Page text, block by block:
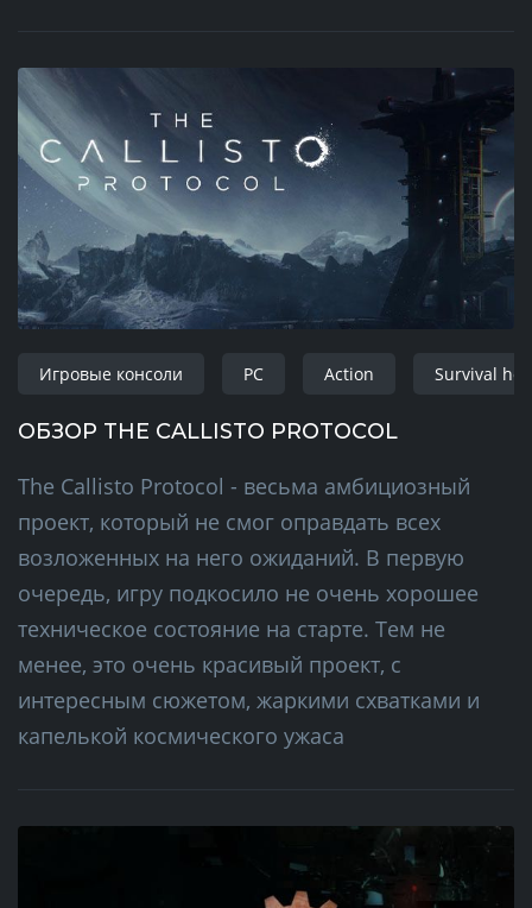
Игровые консоли PC Action Survival
ОБЗОР THE CALLISTO PROTOCOL
The Callisto Protocol - весьма амбициозный
проект, который не смог оправдать всех
возложенных на него ожиданий. В первую
очередь, игру подкосило не очень хорошее
техническое состояние на старте. Тем не
менее, это очень красивый проект, с
интересным сюжетом, жаркими схватками и
капелькой космического ужаса